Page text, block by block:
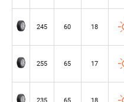
245 60 18
255 65 17
235 65 18